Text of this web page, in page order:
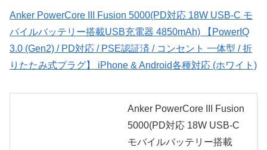
Anker PowerCore III Fusion 5000(PD対応 18W USB-C モ
バイルバッテリー搭載USB充電器 4850mAh) 【PowerIQ
3.0 (Gen2) / PD対応 / PSE認証済 / コンセント 一体型 / 折
りたたみ式プラグ】 iPhone & Android各種対応 (ホワイト)
Anker PowerCore III Fusion
5000(PD対応 18W USB-C
モバイルバッテリー搭載